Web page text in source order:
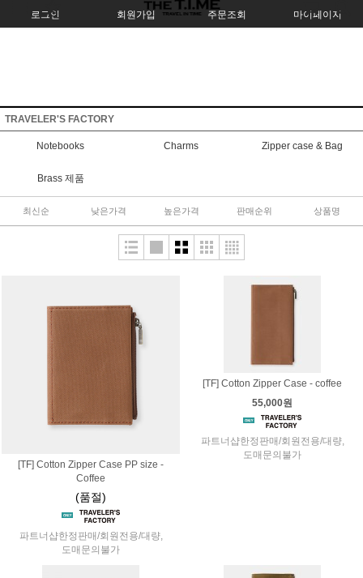
로그인 회원가입 주문조회 마이페이지
TRAVELER'S FACTORY
Notebooks Charms Zipper case & Bag
Brass 제품
최신순 낮은가격 높은가격 판매순위 상품명
[TF] Cotton Zipper Case PP size -
Coffee
(품절)
파트너샵한정판매/회원전용/대량,
도매문의불가
[TF] Cotton Zipper Case - coffee
55,000원
파트너샵한정판매/회원전용/대량,
도매문의불가